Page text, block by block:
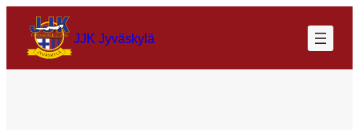
JJK Jyväskylä